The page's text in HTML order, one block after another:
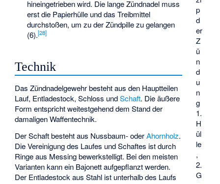
p
d
er
Z
ü
n
d
u
n
g
1.
H
ül
le
,
2.
G
hineingetrieben wird. Die lange Zündnadel muss
erst die Papierhülle und das Treibmittel
durchstoßen, um zu der Zündpille zu gelangen
(6).[28]
Technik
Das Zündnadelgewehr besteht aus den Hauptteilen
Lauf, Entladestock, Schloss undSchaft. Die äußere
Form entspricht weitestgehend dem Stand der
damaligen Waffentechnik.
Der Schaft besteht aus Nussbaum- oderAhornholz.
Die Vereinigung des Laufes und Schaftes ist durch
Ringe aus Messing bewerkstelligt. Bei den meisten
Varianten kann ein Bajonett aufgepflanzt werden.
Der Entladestock aus Stahl ist unterhalb des Laufs